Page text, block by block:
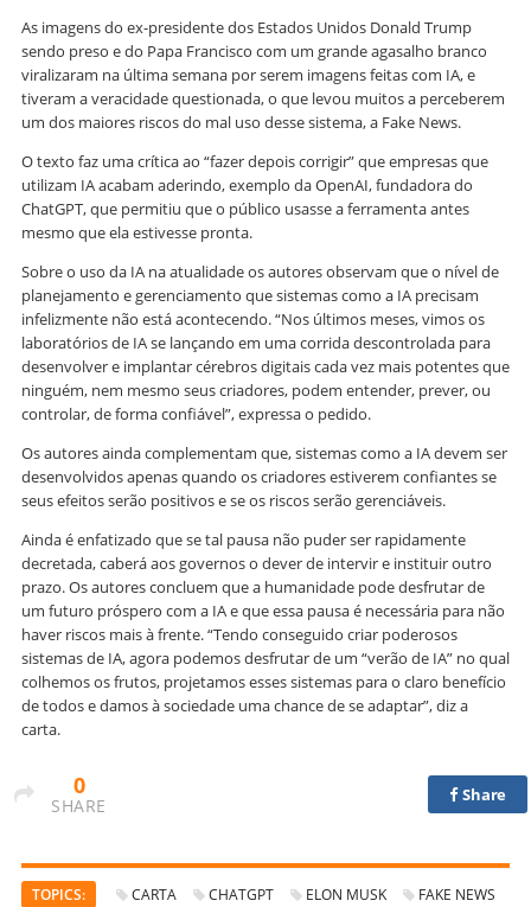
As imagens do ex-presidente dos Estados Unidos Donald Trump
sendo preso e do Papa Francisco com um grande agasalho branco
viralizaram na última semana por serem imagens feitas com IA, e
tiveram a veracidade questionada, o que levou muitos a perceberem
um dos maiores riscos do mal uso desse sistema, a Fake News.
O texto faz uma crítica ao “fazer depois corrigir” que empresas que
utilizam IA acabam aderindo, exemplo da OpenAI, fundadora do
ChatGPT, que permitiu que o público usasse a ferramenta antes
mesmo que ela estivesse pronta.
Sobre o uso da IA na atualidade os autores observam que o nível de
planejamento e gerenciamento que sistemas como a IA precisam
infelizmente não está acontecendo. “Nos últimos meses, vimos os
laboratórios de IA se lançando em uma corrida descontrolada para
desenvolver e implantar cérebros digitais cada vez mais potentes que
ninguém, nem mesmo seus criadores, podem entender, prever, ou
controlar, de forma confiável”, expressa o pedido.
Os autores ainda complementam que, sistemas como a IA devem ser
desenvolvidos apenas quando os criadores estiverem confiantes se
seus efeitos serão positivos e se os riscos serão gerenciáveis.
Ainda é enfatizado que se tal pausa não puder ser rapidamente
decretada, caberá aos governos o dever de intervir e instituir outro
prazo. Os autores concluem que a humanidade pode desfrutar de
um futuro próspero com a IA e que essa pausa é necessária para não
haver riscos mais à frente. “Tendo conseguido criar poderosos
sistemas de IA, agora podemos desfrutar de um “verão de IA” no qual
colhemos os frutos, projetamos esses sistemas para o claro benefício
de todos e damos à sociedade uma chance de se adaptar”, diz a
carta.
0
SHARE
Share
TOPICS: CARTA CHATGPT ELON MUSK
FAKE NEWS